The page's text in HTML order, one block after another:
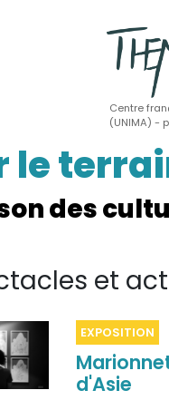
vie professionnelle)
événements des
Centre
(UNIMA) -
le
des
et
EXPOSITION
d'Asie